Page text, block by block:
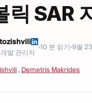
릭 SAR
발 관리자
10 분 읽기 9월
, Demetris Makrides